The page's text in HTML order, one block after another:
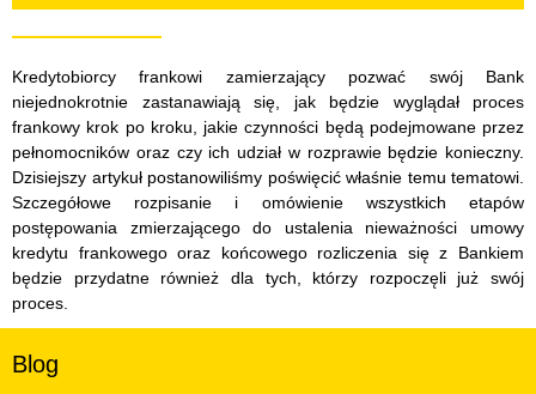
Kredytobiorcy frankowi zamierzający pozwać swój Bank
niejednokrotnie zastanawiają się, jak będzie wyglądał proces
frankowy krok po kroku, jakie czynności będą podejmowane przez
pełnomocników oraz czy ich udział w rozprawie będzie konieczny.
Dzisiejszy artykuł postanowiliśmy poświęcić właśnie temu tematowi.
Szczegółowe rozpisanie i omówienie wszystkich etapów
postępowania zmierzającego do ustalenia nieważności umowy
kredytu frankowego oraz końcowego rozliczenia się z Bankiem
będzie przydatne również dla tych, którzy rozpoczęli już swój
proces.
Blog